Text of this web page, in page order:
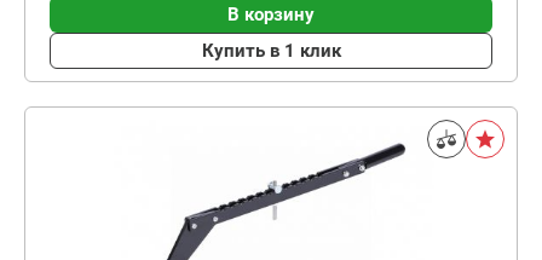
В корзину
Купить в 1 клик